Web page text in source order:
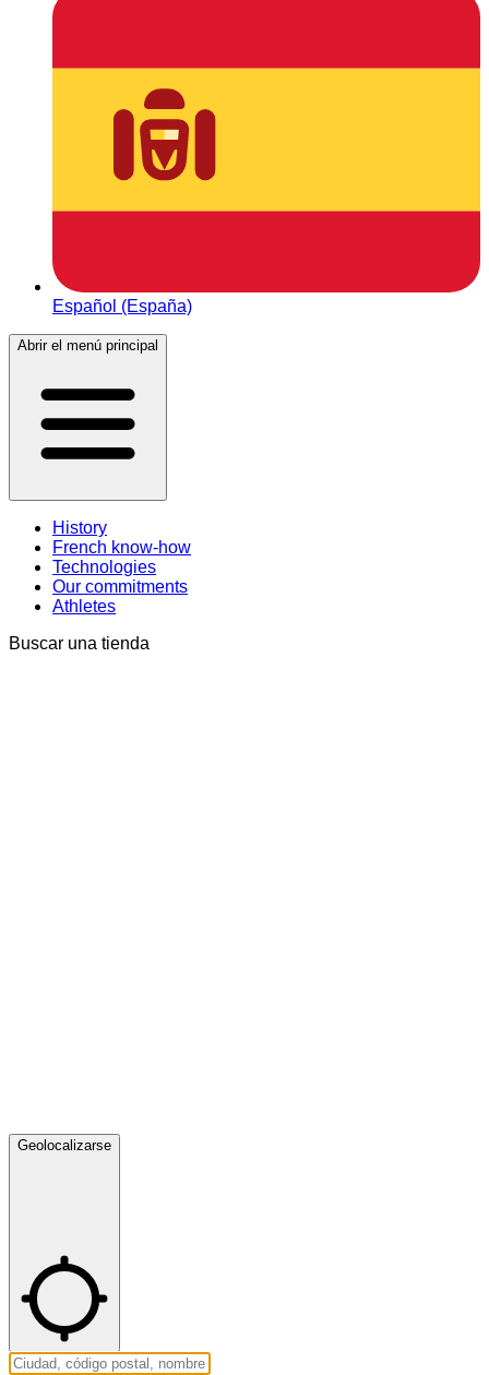
Español (España)
Abrir el menú principal
History
French know-how
Technologies
Our commitments
Athletes
Buscar una tienda
Geolocalizarse